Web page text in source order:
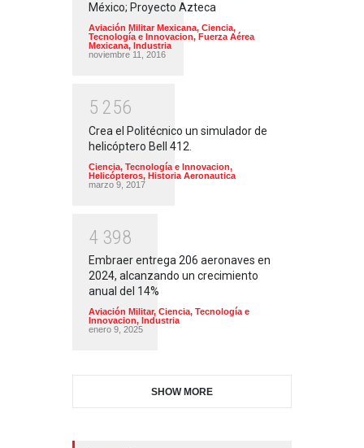
México; Proyecto Azteca
Aviación Militar Mexicana, Ciencia,
Tecnología e Innovacion, Fuerza Aérea
Mexicana, Industria
noviembre 11, 2016
5 256
Crea el Politécnico un simulador de
helicóptero Bell 412.
Ciencia, Tecnología e Innovacion,
Helicópteros, Historia Aeronautica
marzo 9, 2017
4 398
Embraer entrega 206 aeronaves en
2024, alcanzando un crecimiento
anual del 14%
Aviación Militar, Ciencia, Tecnología e
Innovacion, Industria
enero 9, 2025
SHOW MORE